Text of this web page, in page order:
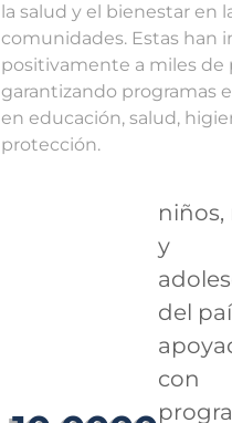
la salud y el bienestar en
comunidades. Estas han
positivamente a miles de
garantizando programas
en educación, salud,
protección.
niños,
y
del
con